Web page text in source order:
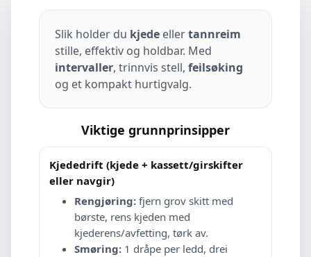
Slik holder du kjede ellertannreim
stille, effektiv og holdbar. Med
intervaller, trinnvis stell, feilsøking
og et kompakt hurtigvalg.
Viktige grunnprinsipper
Kjededrift (kjede + kassett/girskifter
eller navgir)
Rengjøring: fjern grov skitt med
børste, rens kjeden med
kjederens/avfetting, tørk av.
Smøring: 1 dråpe per ledd, drei